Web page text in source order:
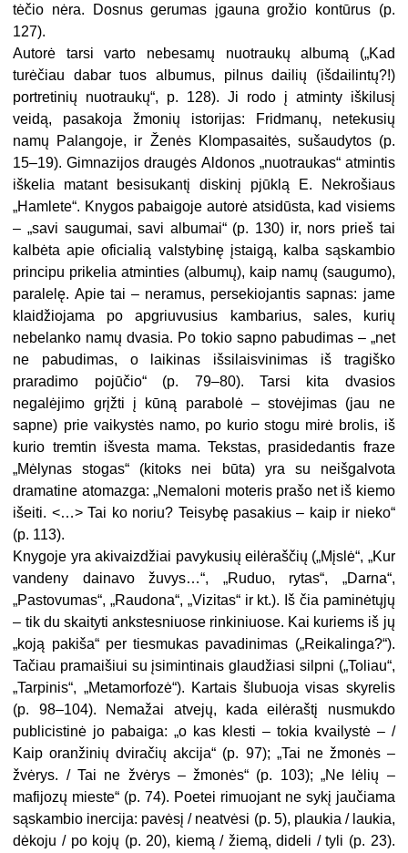
tėčio nėra. Dosnus gerumas įgauna grožio kontūrus (p.
127).
Autorė tarsi varto nebesamų nuotraukų albumą („Kad
turėčiau dabar tuos albumus, pilnus dailių (išdailintų?!)
portretinių nuotraukų“, p. 128). Ji rodo į atminty iškilusį
veidą, pasakoja žmonių istorijas: Fridmanų, netekusių
namų Palangoje, ir Ženės Klompasaitės, sušaudytos (p.
15–19). Gimnazijos draugės Aldonos „nuotraukas“ atmintis
iškelia matant besisukantį diskinį pjūklą E. Nekrošiaus
„Hamlete“. Knygos pabaigoje autorė atsidūsta, kad visiems
– „savi saugumai, savi albumai“ (p. 130) ir, nors prieš tai
kalbėta apie oficialią valstybinę įstaigą, kalba sąskambio
principu prikelia atminties (albumų), kaip namų (saugumo),
paralelę. Apie tai – neramus, persekiojantis sapnas: jame
klaidžiojama po apgriuvusius kambarius, sales, kurių
nebelanko namų dvasia. Po tokio sapno pabudimas – „net
ne pabudimas, o laikinas išsilaisvinimas iš tragiško
praradimo pojūčio“ (p. 79–80). Tarsi kita dvasios
negalėjimo grįžti į kūną parabolė – stovėjimas (jau ne
sapne) prie vaikystės namo, po kurio stogu mirė brolis, iš
kurio tremtin išvesta mama. Tekstas, prasidedantis fraze
„Mėlynas stogas“ (kitoks nei būta) yra su neišgalvota
dramatine atomazga: „Nemaloni moteris prašo net iš kiemo
išeiti. <…> Tai ko noriu? Teisybę pasakius – kaip ir nieko“
(p. 113).
Knygoje yra akivaizdžiai pavykusių eilėraščių („Mįslė“, „Kur
vandeny dainavo žuvys…“, „Ruduo, rytas“, „Darna“,
„Pastovumas“, „Raudona“, „Vizitas“ ir kt.). Iš čia paminėtųjų
– tik du skaityti ankstesniuose rinkiniuose. Kai kuriems iš jų
„koją pakiša“ per tiesmukas pavadinimas („Reikalinga?“).
Tačiau pramaišiui su įsimintinais glaudžiasi silpni („Toliau“,
„Tarpinis“, „Metamorfozė“). Kartais šlubuoja visas skyrelis
(p. 98–104). Nemažai atvejų, kada eilėraštį nusmukdo
publicistinė jo pabaiga: „o kas klesti – tokia kvailystė – /
Kaip oranžinių dviračių akcija“ (p. 97); „Tai ne žmonės –
žvėrys. / Tai ne žvėrys – žmonės“ (p. 103); „Ne lėlių –
mafijozų mieste“ (p. 74). Poetei rimuojant ne sykį jaučiama
sąskambio inercija: pavėsį / neatvėsi (p. 5), plaukia / laukia,
dėkoju / po kojų (p. 20), kiemą / žiemą, dideli / tyli (p. 23).